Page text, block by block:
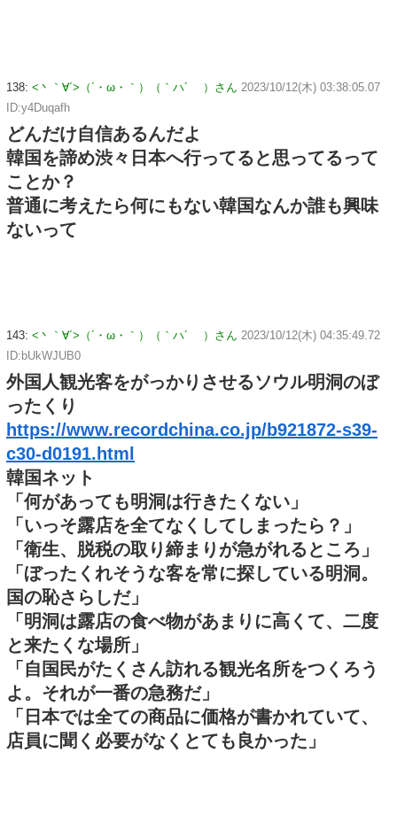
138: <丶｀∀´>（´・ω・｀）（｀ハ´ ）さん 2023/10/12(木) 03:38:05.07
ID:y4Duqafh
どんだけ自信あるんだよ
韓国を諦め渋々日本へ行ってると思ってるって
ことか？
普通に考えたら何にもない韓国なんか誰も興味
ないって
143: <丶｀∀´>（´・ω・｀）（｀ハ´ ）さん 2023/10/12(木) 04:35:49.72
ID:bUkWJUB0
外国人観光客をがっかりさせるソウル明洞のぼ
ったくり
https://www.recordchina.co.jp/b921872-s39-
c30-d0191.html
韓国ネット
「何があっても明洞は行きたくない」
「いっそ露店を全てなくしてしまったら？」
「衛生、脱税の取り締まりが急がれるところ」
「ぼったくれそうな客を常に探している明洞。
国の恥さらしだ」
「明洞は露店の食べ物があまりに高くて、二度
と来たくな場所」
「自国民がたくさん訪れる観光名所をつくろう
よ。それが一番の急務だ」
「日本では全ての商品に価格が書かれていて、
店員に聞く必要がなくとても良かった」